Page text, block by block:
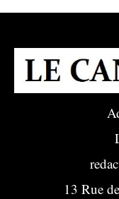
13 Rue